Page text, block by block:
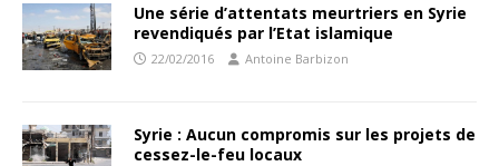
Une série d’attentats meurtriers en Syrie
revendiqués par l’Etat islamique
22/02/2016 Antoine Barbizon
Syrie : Aucun compromis sur les projets de
cessez-le-feu locaux